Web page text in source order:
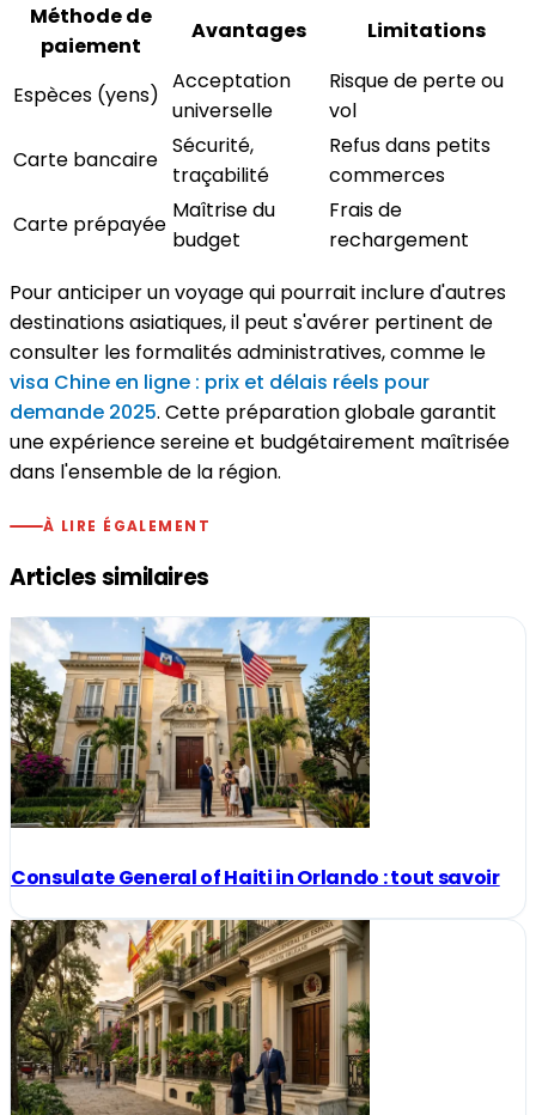
Méthode de
paiement
Avantages Limitations
Espèces (yens)
Acceptation
universelle
Risque de perte ou
vol
Carte bancaire
Sécurité,
traçabilité
Refus dans petits
commerces
Carte prépayée
Maîtrise du
budget
Frais de
rechargement
Pour anticiper un voyage qui pourrait inclure d'autres
destinations asiatiques, il peut s'avérer pertinent de
consulter les formalités administratives, comme le
visa Chine en ligne : prix et délais réels pour
demande 2025. Cette préparation globale garantit
une expérience sereine et budgétairement maîtrisée
dans l'ensemble de la région.
À LIRE ÉGALEMENT
Articles similaires
Consulate General of Haiti in Orlando : tout savoir